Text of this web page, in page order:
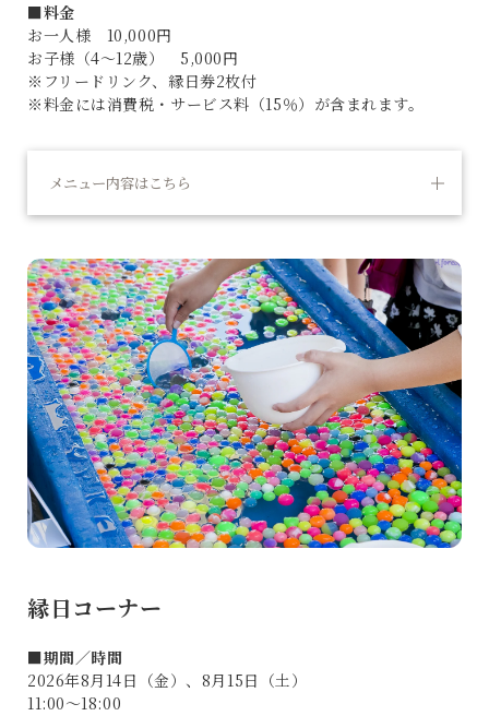
■料金
お一人様 10,000円
お子様（4～12歳） 5,000円
※フリードリンク、縁日券2枚付
※料金には消費税・サービス料（15％）が含まれます。
メニュー内容はこちら
縁日コーナー
■期間／時間
2026年8月14日（金）、8月15日（土）
11:00～18:00